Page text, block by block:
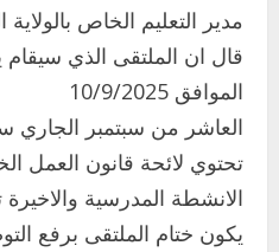
مدير التعليم الخاص
قال ان الملتقى الذي سيقام
الموافق 10/9/2025
العاشر من سبتمبر الجاري
تحتوي لائحة قانون العمل
الانشطة المدرسية
يكون ختام الملتقى برفع
التعليم
يعلن تخفيض
بنسبة15%